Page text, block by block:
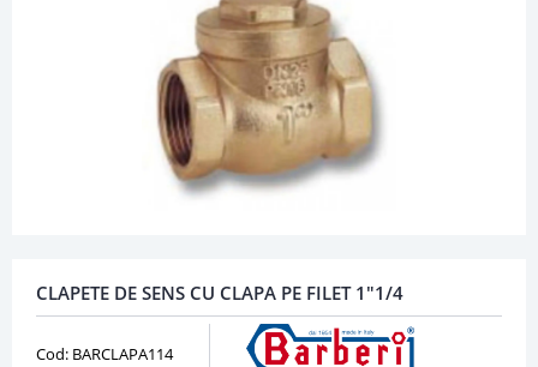
CLAPETE DE SENS CU CLAPA PE FILET 1"1/4
Cod: BARCLAPA114